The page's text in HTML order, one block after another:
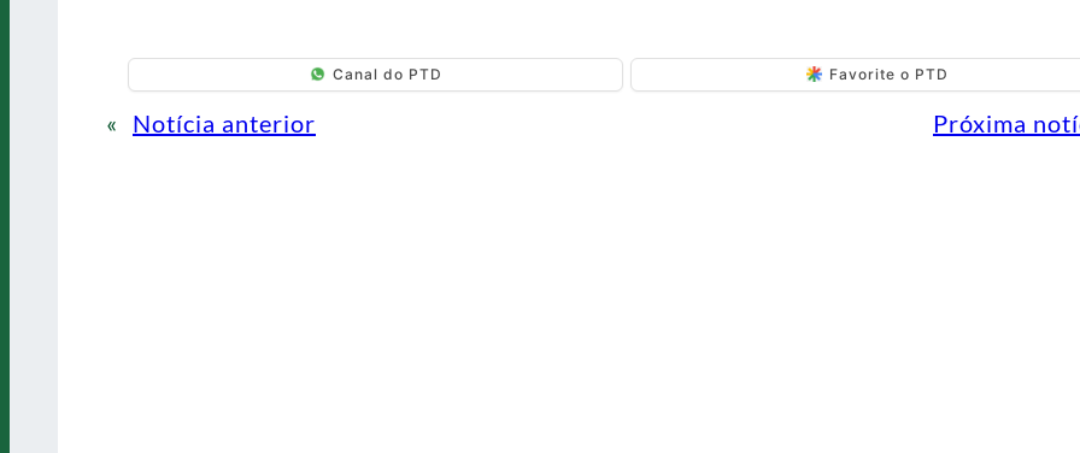
Canal do PTD Favorite o PTD
« Notícia anterior Próxima